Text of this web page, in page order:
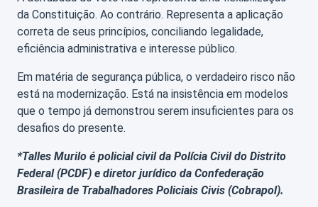
da Constituição. Ao contrário. Representa a aplicação
correta de seus princípios, conciliando legalidade,
eficiência administrativa e interesse público.
Em matéria de segurança pública, o verdadeiro risco não
está na modernização. Está na insistência em modelos
que o tempo já demonstrou serem insuficientes para os
desafios do presente.
*Talles Murilo é policial civil da Polícia Civil do Distrito
Federal (PCDF) e diretor jurídico da Confederação
Brasileira de Trabalhadores Policiais Civis (Cobrapol).